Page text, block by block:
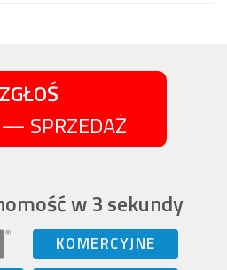
ZGŁOŚ
SPRZEDAŻ
w 3 sekundy
KOMERCYJNE